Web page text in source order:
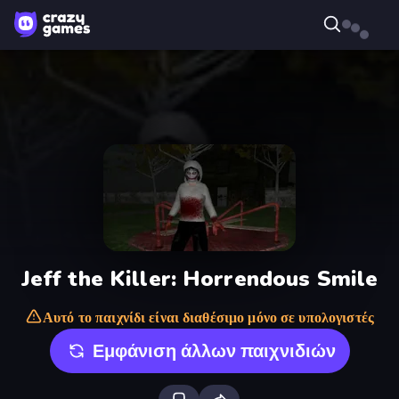
Jeff the Killer: Horrendous Smile
Αυτό το παιχνίδι είναι διαθέσιμο μόνο σε υπολογιστές
Εμφάνιση άλλων παιχνιδιών